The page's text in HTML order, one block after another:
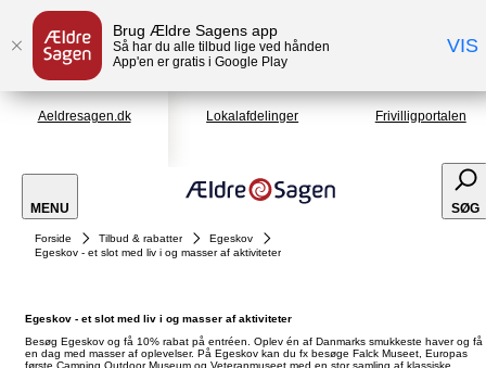
Brug Ældre Sagens app
Så har du alle tilbud lige ved hånden
App'en er gratis i Google Play
VIS
Aeldresagen.dk Lokalafdelinger Frivilligportalen
MENU SØG
Forside Tilbud & rabatter
Egeskov
Egeskov - et slot med liv i og masser af aktiviteter
Egeskov - et slot med liv i og masser af aktiviteter
Besøg Egeskov og få 10% rabat på entréen. Oplev én af Danmarks smukkeste haver og få
en dag med masser af oplevelser. På Egeskov kan du fx besøge Falck Museet, Europas
første Camping Outdoor Museum og Veteranmuseet med en stor samling af klassiske